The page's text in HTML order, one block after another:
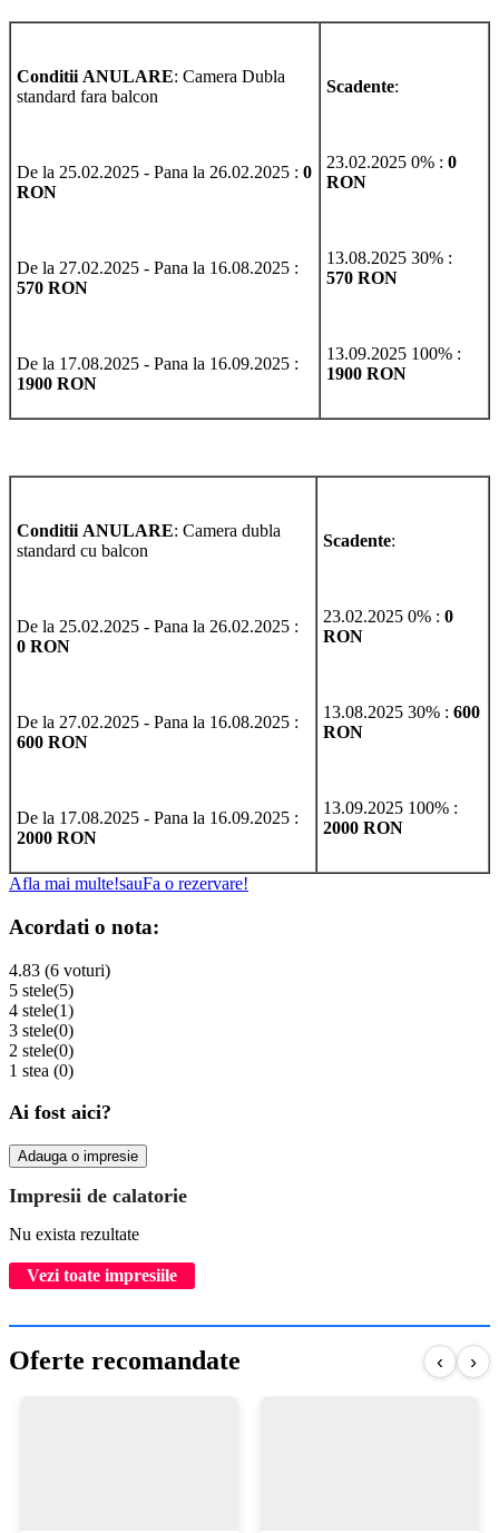
Conditii ANULARE: Camera Dubla
standard fara balcon
De la 25.02.2025 - Pana la 26.02.2025 : 0
RON
De la 27.02.2025 - Pana la 16.08.2025 :
570 RON
De la 17.08.2025 - Pana la 16.09.2025 :
1900 RON
Scadente:
23.02.2025 0% : 0
RON
13.08.2025 30% :
570 RON
13.09.2025 100% :
1900 RON
Conditii ANULARE: Camera dubla
standard cu balcon
De la 25.02.2025 - Pana la 26.02.2025 :
0 RON
De la 27.02.2025 - Pana la 16.08.2025 :
600 RON
De la 17.08.2025 - Pana la 16.09.2025 :
2000 RON
Scadente:
23.02.2025 0% : 0
RON
13.08.2025 30% : 600
RON
13.09.2025 100% :
2000 RON
Afla mai multe!sauFa o rezervare!
Acordati o nota:
4.83 (6 voturi)
5 stele(5)
4 stele(1)
3 stele(0)
2 stele(0)
1 stea (0)
Ai fost aici?
Adauga o impresie
Impresii de calatorie
Nu exista rezultate
Vezi toate impresiile
Oferte recomandate ‹ ›